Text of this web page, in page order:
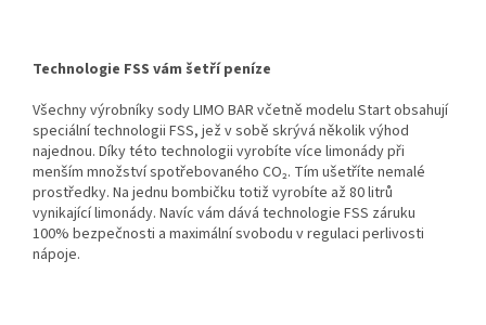
Technologie FSS vám šetří peníze
Všechny výrobníky sody LIMO BAR včetně modelu Start obsahují
speciální technologii FSS, jež v sobě skrývá několik výhod
najednou. Díky této technologii vyrobíte více limonády při
menším množství spotřebovaného CO₂. Tím ušetříte nemalé
prostředky. Na jednu bombičku totiž vyrobíte až 80 litrů
vynikající limonády. Navíc vám dává technologie FSS záruku
100% bezpečnosti a maximální svobodu v regulaci perlivosti
nápoje.